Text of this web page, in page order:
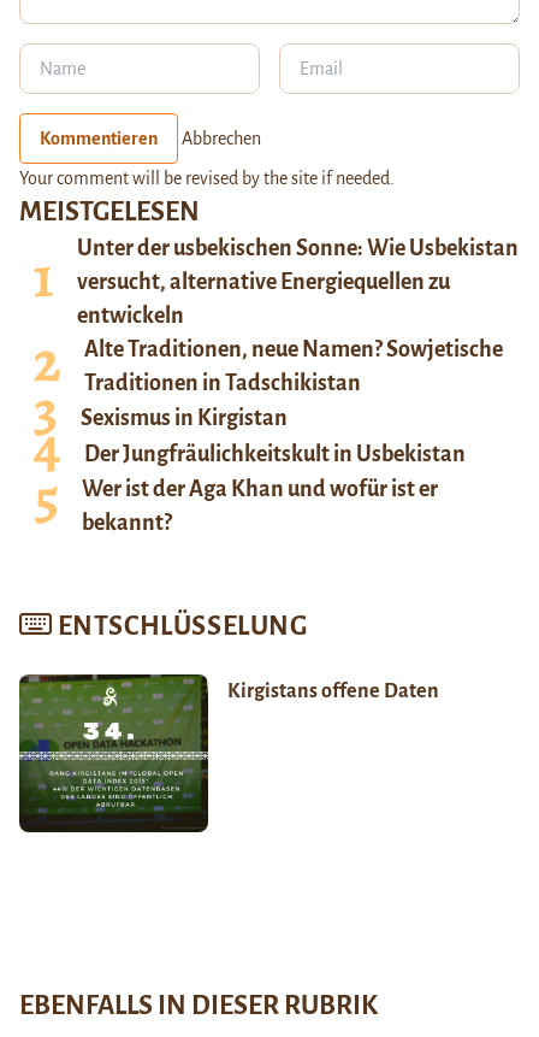
MEISTGELESEN
Unter der usbekischen Sonne: Wie Usbekistan
versucht, alternative Energiequellen zu
entwickeln
Alte Traditionen, neue Namen? Sowjetische
Traditionen in Tadschikistan
Sexismus in Kirgistan
Der Jungfräulichkeitskult in Usbekistan
Wer ist der Aga Khan und wofür ist er
bekannt?
ENTSCHLÜSSELUNG
Kirgistans offene Daten
Kommentieren Abbrechen
Your comment will be revised by the site if needed.
EBENFALLS IN DIESER RUBRIK